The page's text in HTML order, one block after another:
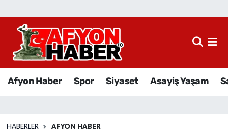
Afyon Haber Spor Siyaset Asayiş Yaşam
HABERLER AFYON HABER
Afyon Haber